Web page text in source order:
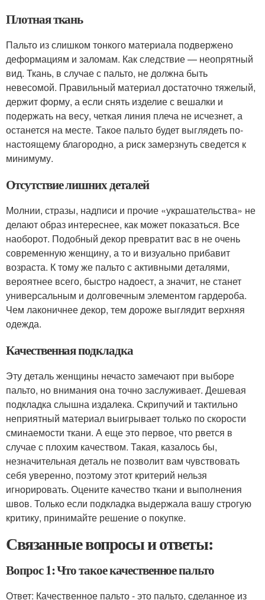
Плотная ткань
Пальто из слишком тонкого материала подвержено
деформациям и заломам. Как следствие — неопрятный
вид. Ткань, в случае с пальто, не должна быть
невесомой. Правильный материал достаточно тяжелый,
держит форму, а если снять изделие с вешалки и
подержать на весу, четкая линия плеча не исчезнет, а
останется на месте. Такое пальто будет выглядеть по-
настоящему благородно, а риск замерзнуть сведется к
минимуму.
Отсутствие лишних деталей
Молнии, стразы, надписи и прочие «украшательства» не
делают образ интереснее, как может показаться. Все
наоборот. Подобный декор превратит вас в не очень
современную женщину, а то и визуально прибавит
возраста. К тому же пальто с активными деталями,
вероятнее всего, быстро надоест, а значит, не станет
универсальным и долговечным элементом гардероба.
Чем лаконичнее декор, тем дороже выглядит верхняя
одежда.
Качественная подкладка
Эту деталь женщины нечасто замечают при выборе
пальто, но внимания она точно заслуживает. Дешевая
подкладка слышна издалека. Скрипучий и тактильно
неприятный материал выигрывает только по скорости
сминаемости ткани. А еще это первое, что рвется в
случае с плохим качеством. Такая, казалось бы,
незначительная деталь не позволит вам чувствовать
себя уверенно, поэтому этот критерий нельзя
игнорировать. Оцените качество ткани и выполнения
швов. Только если подкладка выдержала вашу строгую
критику, принимайте решение о покупке.
Связанные вопросы и ответы:
Вопрос 1: Что такое качественное пальто
Ответ: Качественное пальто - это пальто, сделанное из